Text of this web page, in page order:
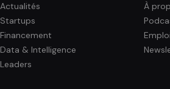
Actualités
Startups
Financement
Data & Intelligence
Leaders
À